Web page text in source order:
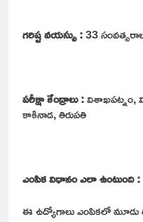
గరిష్ట వయస్సు :33
పరీక్షా కేంద్రాలు :విశాఖపట్నం,
కాకినాడ, తిరుపతి
ఎంపిక విధానం ఎలా ఉంటుంది :
ఈ ఉద్యోగాలు ఎంపికలో